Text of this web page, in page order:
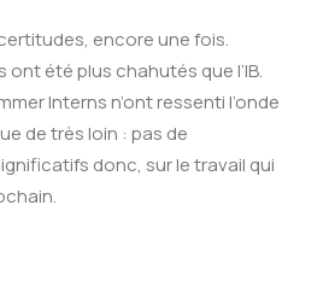
encore une fois.
ont été plus chahutés que l’IB.
Interns n’ont ressenti l’onde
de très loin : pas de
donc, sur le travail qui